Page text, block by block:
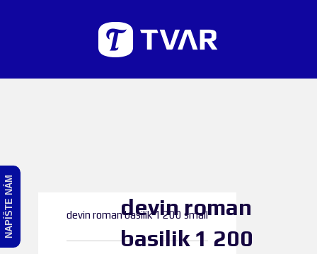
devin roman basilik 1 200 small
devin roman
basilik 1 200
NAPÍŠTE NÁM